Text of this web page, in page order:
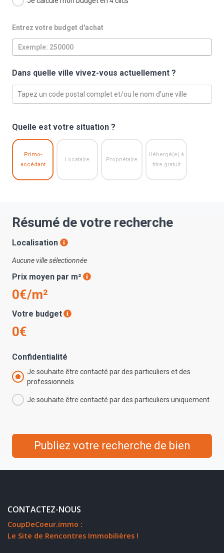
Entrez votre budget d'achat
Dans quelle ville vivez-vous actuellement ?
Tapez un code postal complet et/ou le nom d'une ville
Quelle est votre situation ?
Primo-
accédant
Locataire Propriétaire
Hébergé(e) à
titre gratuit
Résumé de votre recherche
Localisation
Aucune ville sélectionnée
Prix moyen par m²
0€/m²
Votre budget
0€
Confidentialité
Je souhaite être contacté par des particuliers et des
professionnels
Je souhaite être contacté par des particuliers uniquement
Publiez votre recherche de bien
CONTACTEZ-NOUS
CoupDeCoeur.immo :
Le Site de Rencontres Immobilières !